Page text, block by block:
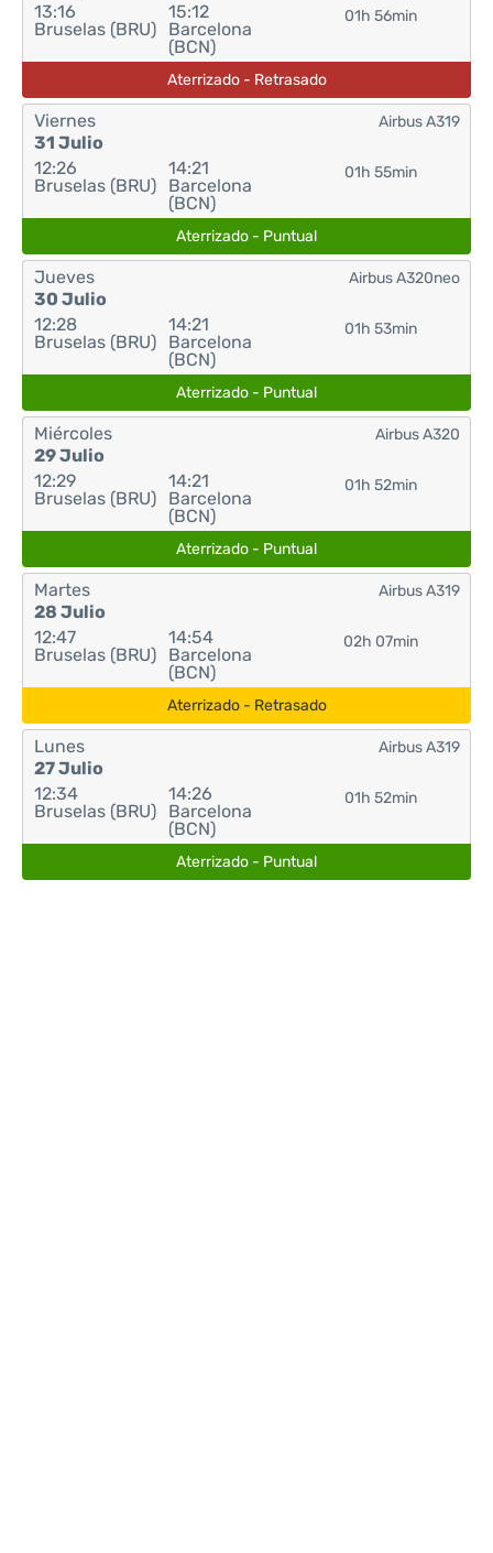
13:16
Bruselas (BRU)
15:12
Barcelona
(BCN)
01h 56min
Aterrizado - Retrasado
Viernes
31 Julio
12:26
Bruselas (BRU)
14:21
Barcelona
(BCN)
01h 55min
Airbus A319
Aterrizado - Puntual
Jueves
30 Julio
12:28
Bruselas (BRU)
14:21
Barcelona
(BCN)
01h 53min
Airbus A320neo
Aterrizado - Puntual
Miércoles
29 Julio
12:29
Bruselas (BRU)
14:21
Barcelona
(BCN)
01h 52min
Airbus A320
Aterrizado - Puntual
Martes
28 Julio
12:47
Bruselas (BRU)
14:54
Barcelona
(BCN)
02h 07min
Airbus A319
Aterrizado - Retrasado
Lunes
27 Julio
12:34
Bruselas (BRU)
14:26
Barcelona
(BCN)
01h 52min
Airbus A319
Aterrizado - Puntual